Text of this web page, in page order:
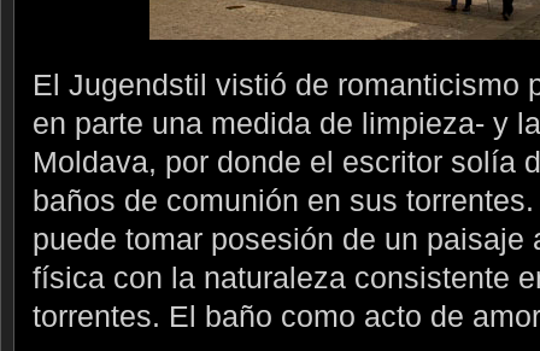
El Jugendstil vistió de romanticismo
en parte una medida de limpieza- y
Moldava, por donde el escritor solía
baños de comunión en sus
puede tomar posesión de un paisaje
física con la naturaleza consistente
torrentes. El baño como acto de